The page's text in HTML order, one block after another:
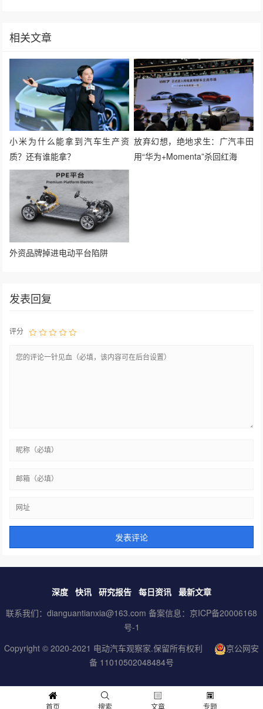
相关文章
小米为什么能拿到汽车生产资
质？还有谁能拿？
放弃幻想，绝地求生：广汽丰田
用“华为+Momenta”杀回红海
外资品牌掉进电动平台陷阱
发表回复
评分
深度 快讯 研究报告 每日资讯 最新文章
联系我们：dianguantianxia@163.com 备案信息： 京ICP备20006168
号-1
Copyright © 2020-2021 电动汽车观察家.保留所有权利
京公网安
备 11010502048484号
首页 搜索 文章 专题